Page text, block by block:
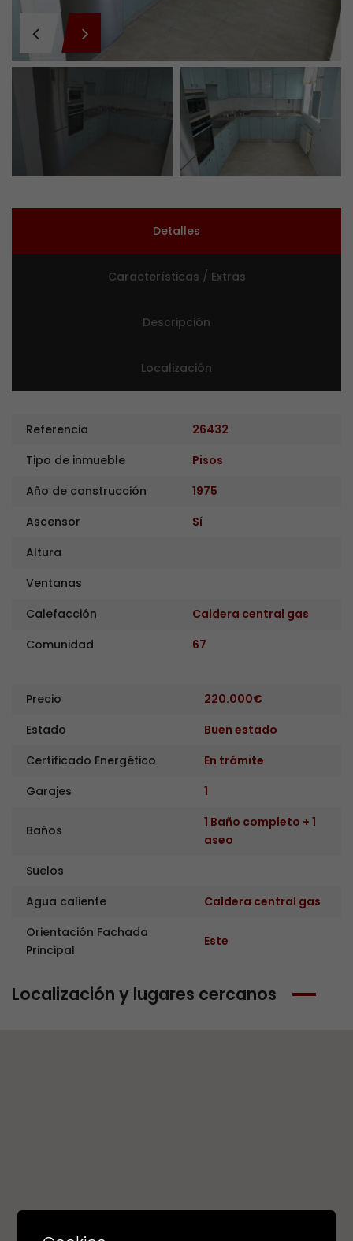
Detalles
Características / Extras
Descripción
Localización
Referencia
26432
Tipo de inmueble
Pisos
Año de construcción
1975
Ascensor
Sí
Altura
Ventanas
Calefacción
Caldera central gas
Comunidad
67
Precio
220.000€
Estado
Buen estado
Certificado Energético
En trámite
Garajes
1
Baños
1 Baño completo + 1
aseo
Suelos
Agua caliente
Caldera central gas
Orientación Fachada
Principal
Este
Localización y lugares cercanos